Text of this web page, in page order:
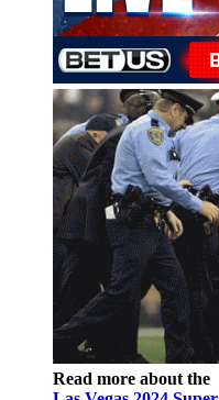
Read more about the